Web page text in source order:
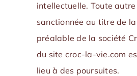
intellectuelle. Toute
sanctionnée au titre de
préalable de la société
du site croc-la-vie.com
lieu à des poursuites.